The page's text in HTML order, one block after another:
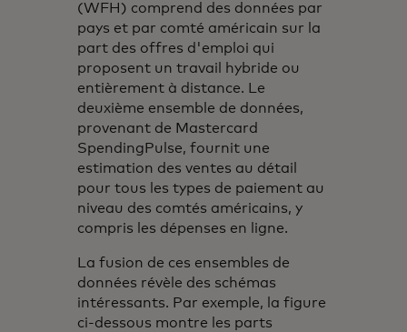
(WFH) comprend des données par
pays et par comté américain sur la
part des offres d'emploi qui
proposent un travail hybride ou
entièrement à distance. Le
deuxième ensemble de données,
provenant de Mastercard
SpendingPulse, fournit une
estimation des ventes au détail
pour tous les types de paiement au
niveau des comtés américains, y
compris les dépenses en ligne.
La fusion de ces ensembles de
données révèle des schémas
intéressants. Par exemple, la figure
ci-dessous montre les parts